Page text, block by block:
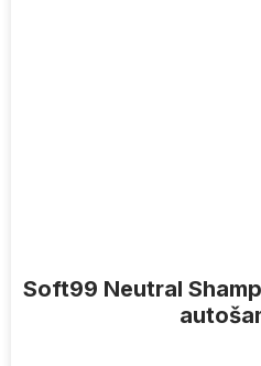
Soft99 Neutral